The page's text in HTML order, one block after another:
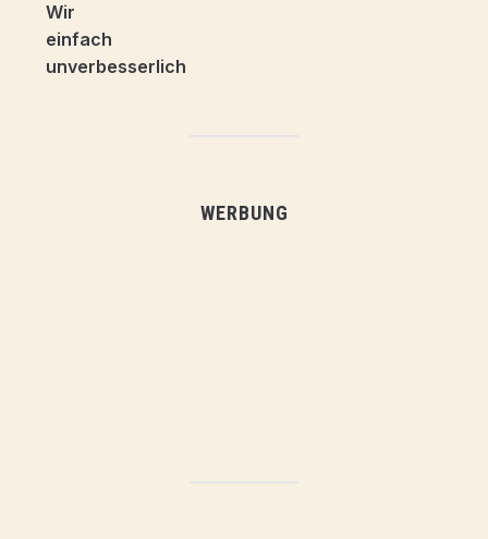
WERBUNG